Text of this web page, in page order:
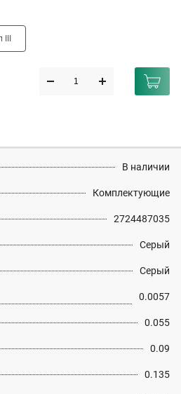
В наличии
Комплектующие
2724487035
Серый
Серый
0.0057
0.055
0.09
0.135